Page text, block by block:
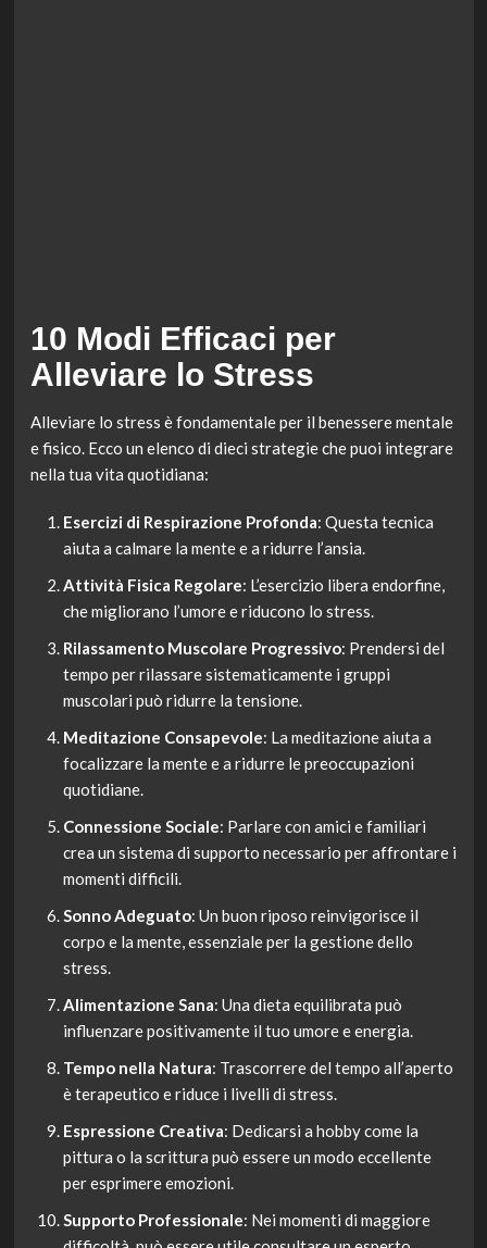
10 Modi Efficaci per
Alleviare lo Stress
Alleviare lo stress è fondamentale per il benessere mentale
e fisico. Ecco un elenco di dieci strategie che puoi integrare
nella tua vita quotidiana:
Esercizi di Respirazione Profonda: Questa tecnica
aiuta a calmare la mente e a ridurre l’ansia.
Attività Fisica Regolare: L’esercizio libera endorfine,
che migliorano l’umore e riducono lo stress.
Rilassamento Muscolare Progressivo: Prendersi del
tempo per rilassare sistematicamente i gruppi
muscolari può ridurre la tensione.
Meditazione Consapevole: La meditazione aiuta a
focalizzare la mente e a ridurre le preoccupazioni
quotidiane.
Connessione Sociale: Parlare con amici e familiari
crea un sistema di supporto necessario per affrontare i
momenti difficili.
Sonno Adeguato: Un buon riposo reinvigorisce il
corpo e la mente, essenziale per la gestione dello
stress.
Alimentazione Sana: Una dieta equilibrata può
influenzare positivamente il tuo umore e energia.
Tempo nella Natura: Trascorrere del tempo all’aperto
è terapeutico e riduce i livelli di stress.
Espressione Creativa: Dedicarsi a hobby come la
pittura o la scrittura può essere un modo eccellente
per esprimere emozioni.
Supporto Professionale: Nei momenti di maggiore